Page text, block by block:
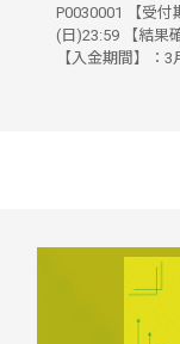
P0030001 【受付
(日)23:59 【結果
【入金期間】：